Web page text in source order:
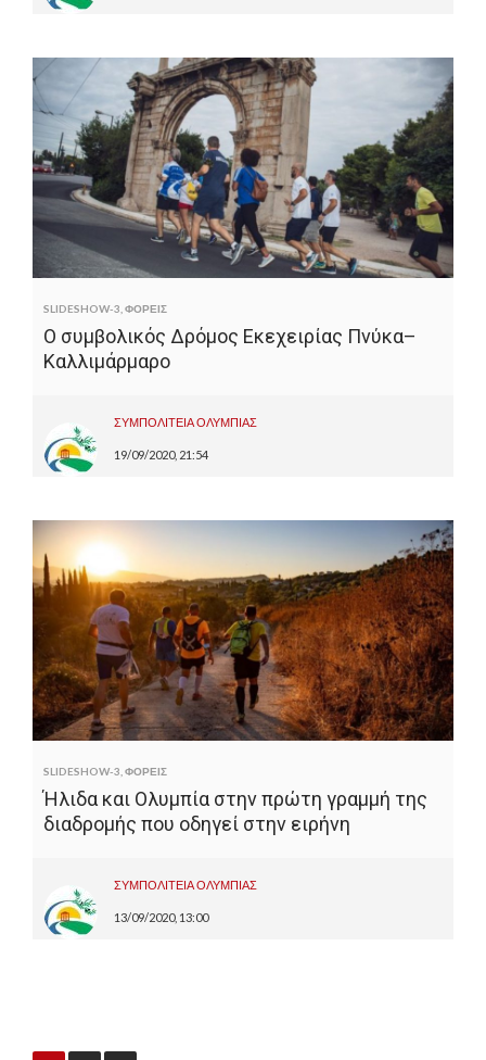
SLIDESHOW-3 ΦΟΡΕΙΣ
Ο συμβολικός Δρόμος Εκεχειρίας Πνύκα–
Καλλιμάρμαρο
ΣΥΜΠΟΛΙΤΕΙΑ ΟΛΥΜΠΙΑΣ
19/09/2020, 21:54
SLIDESHOW-3 ΦΟΡΕΙΣ
Ήλιδα και Ολυμπία στην πρώτη γραμμή της
διαδρομής που οδηγεί στην ειρήνη
ΣΥΜΠΟΛΙΤΕΙΑ ΟΛΥΜΠΙΑΣ
13/09/2020, 13:00